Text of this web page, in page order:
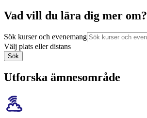
Vad vill du lära dig mer om?
Sök kurser och evenemang
Välj plats eller distans
Sök
Utforska ämnesområde